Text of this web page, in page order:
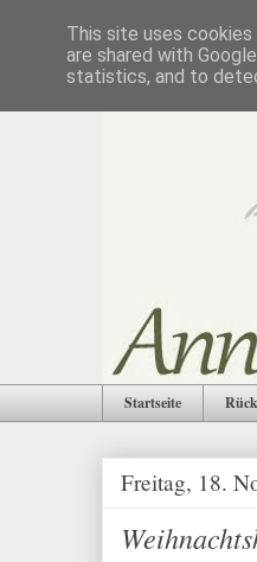
Startseite
Freitag, 18.
This site uses
are shared with
statistics, and to